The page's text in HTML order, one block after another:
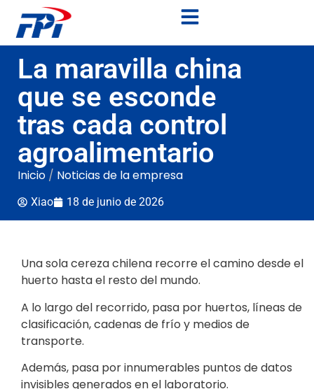
La maravilla china
que se esconde
tras cada control
agroalimentario
Inicio / Noticias de la empresa
Xiao 18 de junio de 2026
Una sola cereza chilena recorre el camino desde el
huerto hasta el resto del mundo.
A lo largo del recorrido, pasa por huertos, líneas de
clasificación, cadenas de frío y medios de
transporte.
Además, pasa por innumerables puntos de datos
invisibles generados en el laboratorio.